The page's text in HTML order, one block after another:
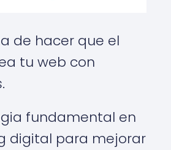
de hacer que el
tu web con
fundamental en
digital para mejorar